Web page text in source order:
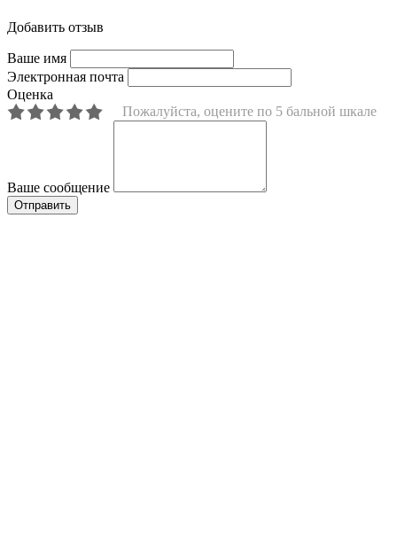
Добавить отзыв
Ваше имя
Электронная почта
Оценка
Пожалуйста, оцените по 5 бальной шкале
Ваше сообщение